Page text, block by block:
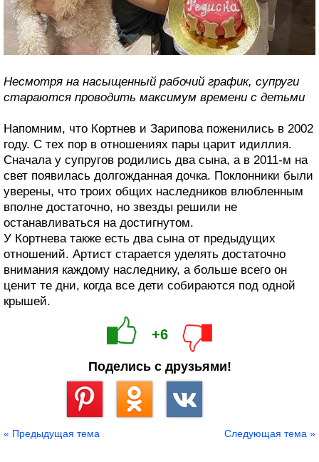
Несмотря на насыщенный рабочий график, супруги
стараются проводить максимум времени с детьми
Напомним, что Кортнев и Зарипова поженились в 2002
году. С тех пор в отношениях пары царит идиллия.
Сначала у супругов родились два сына, а в 2011-м на
свет появилась долгожданная дочка. Поклонники были
уверены, что троих общих наследников влюбленным
вполне достаточно, но звезды решили не
останавливаться на достигнутом.
У Кортнева также есть два сына от предыдущих
отношений. Артист старается уделять достаточно
внимания каждому наследнику, а больше всего он
ценит те дни, когда все дети собираются под одной
крышей.
+6
Поделись с друзьями!
« Предыдущая тема Следующая тема »